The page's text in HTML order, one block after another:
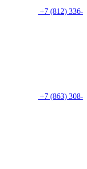
+7 (812) 336-
+7 (863) 308-